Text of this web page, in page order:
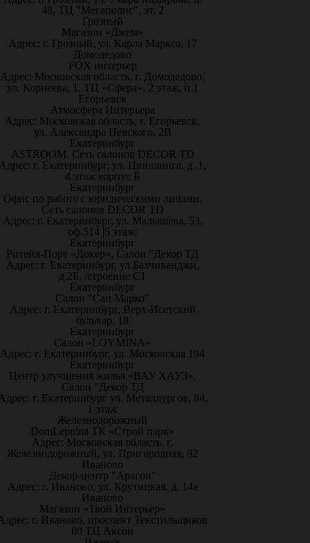
48, ТЦ "Мегаполис", эт. 2
Грозный
Магазин «Джем»
Адрес: г. Грозный, ул. Карла Маркса, 17
Домодедово
FOX интерьер
Адрес: Московская область, г. Домодедово,
ул. Корнеева, 1, ТЦ «Сфера», 2 этаж, п.1
Егорьевск
Атмосфера Интерьера
Адрес: Московская область, г. Егорьевск,
ул. Александра Невского, 2В
Екатеринбург
ASTROOM. Сеть салонов DECOR TD
г. Екатеринбург, ул. Цвиллинга, д .1,
4 этаж корпус Б
Екатеринбург
Офис по работе с юридическими лицами.
Сеть салонов DECOR TD
Адрес: г. Екатеринбург, ул. Малышева, 53,
оф.514 |5 этаж|
Екатеринбург
Ритейл-Порт «Докер», Салон "Декор ТД
Адрес: г. Екатеринбург, ул.Бахчиванджи,
д.2Б, /строение С1
Екатеринбург
Салон "Сан Марко"
Адрес: г. Екатеринбург, Верх-Исетский
бульвар, 18
Екатеринбург
Салон «LOYMINA»
Адрес: г. Екатеринбург, ул. Московская 194
Екатеринбург
Центр улучшения жилья «ВАУ ХАУЗ»,
Салон "Декор ТД
г. Екатеринбург ул. Металлургов, 84,
1 этаж
Железнодорожный
DomLepnina ТК «Строй парк»
Адрес: Московская область, г.
Железнодорожный, ул. Пригородная, 92
Иваново
Декор-центр "Арагон"
Адрес: г. Иваново, ул. Крутицкая, д. 14а
Иваново
Магазин «Твой Интерьер»
г. Иваново, проспект Текстильщиков
80 ТЦ Аксон